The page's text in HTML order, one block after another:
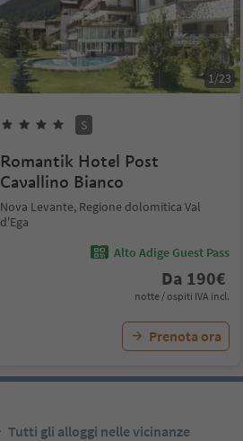
1/23
S
Romantik Hotel Post
Cavallino Bianco
Nova Levante, Regione dolomitica Val
d'Ega
Alto Adige Guest Pass
Da 190€
notte / ospiti IVA incl.
Prenota ora
Tutti gli alloggi nelle vicinanze